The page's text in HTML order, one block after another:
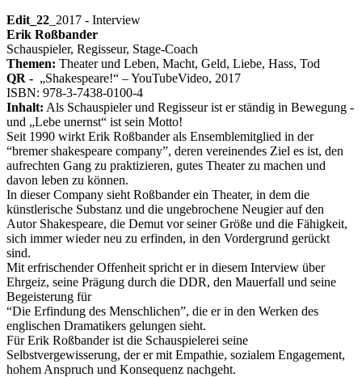
Edit_22 _2017 - Interview
Erik Roßbander
Schauspieler, Regisseur, Stage-Coach
Themen: Theater und Leben, Macht, Geld, Liebe, Hass, Tod
QR - „Shakespeare!“ – YouTubeVideo, 2017
ISBN: 978-3-7438-0100-4
Inhalt: Als Schauspieler und Regisseur ist er ständig in Bewegung -
und „Lebe unernst“ ist sein Motto!
Seit 1990 wirkt Erik Roßbander als Ensemblemitglied in der
“bremer shakespeare company”, deren vereinendes Ziel es ist, den
aufrechten Gang zu praktizieren, gutes Theater zu machen und
davon leben zu können.
In dieser Company sieht Roßbander ein Theater, in dem die
künstlerische Substanz und die ungebrochene Neugier auf den
Autor Shakespeare, die Demut vor seiner Größe und die Fähigkeit,
sich immer wieder neu zu erfinden, in den Vordergrund gerückt
sind.
Mit erfrischender Offenheit spricht er in diesem Interview über
Ehrgeiz, seine Prägung durch die DDR, den Mauerfall und seine
Begeisterung für
“Die Erfindung des Menschlichen”, die er in den Werken des
englischen Dramatikers gelungen sieht.
Für Erik Roßbander ist die Schauspielerei seine
Selbstvergewisserung, der er mit Empathie, sozialem Engagement,
hohem Anspruch und Konsequenz nachgeht.